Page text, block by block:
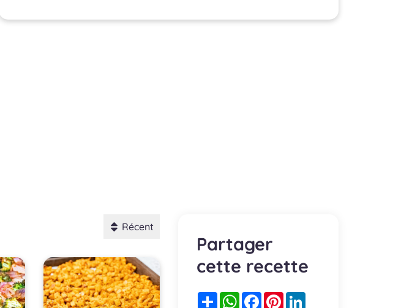
Récent
Partager
cette recette
PartagerWhatsApp
Facebook
PinterestLinkedIn